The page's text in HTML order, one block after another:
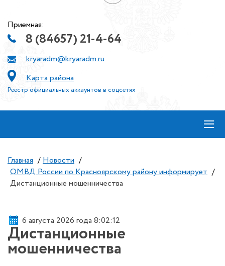
Приемная:
8 (84657) 21-4-64
kryaradm@kryaradm.ru
Карта района
Реестр официальных аккаунтов в соцсетях
≡
Главная / Новости /
ОМВД России по Красноярскому району информирует /
Дистанционные мошенничества
6 августа 2026 года 8:02:12
Дистанционные
мошенничества